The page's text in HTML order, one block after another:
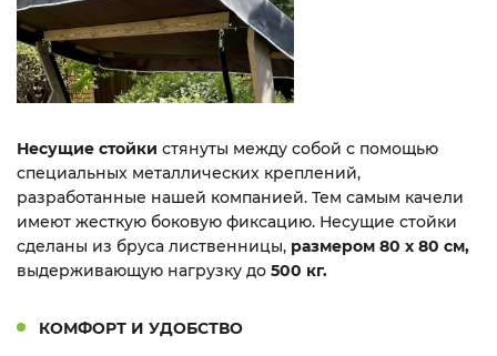
Несущие стойки стянуты между собой с помощью
специальных металлических креплений,
разработанные нашей компанией. Тем самым качели
имеют жесткую боковую фиксацию. Несущие стойки
сделаны из бруса лиственницы, размером 80 х 80 см,
выдерживающую нагрузку до 500 кг.
КОМФОРТ И УДОБСТВО